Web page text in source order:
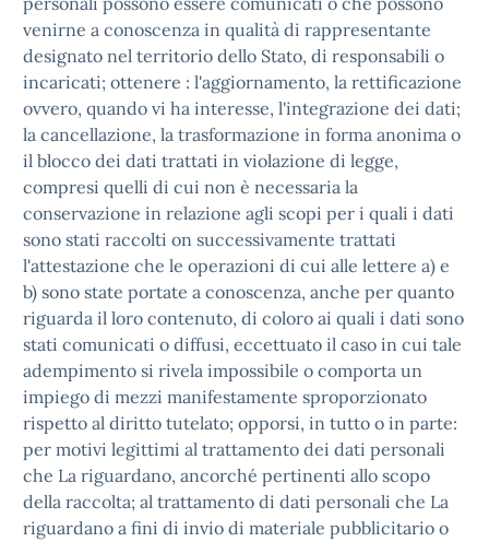
venirne a conoscenza in qualità di rappresentante
designato nel territorio dello Stato, di responsabili o
incaricati; ottenere : l'aggiornamento, la rettificazione
ovvero, quando vi ha interesse, l'integrazione dei dati;
la cancellazione, la trasformazione in forma anonima o
il blocco dei dati trattati in violazione di legge,
compresi quelli di cui non è necessaria la
conservazione in relazione agli scopi per i quali i dati
sono stati raccolti on successivamente trattati
l'attestazione che le operazioni di cui alle lettere a) e
b) sono state portate a conoscenza, anche per quanto
riguarda il loro contenuto, di coloro ai quali i dati sono
stati comunicati o diffusi, eccettuato il caso in cui tale
adempimento si rivela impossibile o comporta un
impiego di mezzi manifestamente sproporzionato
rispetto al diritto tutelato; opporsi, in tutto o in parte:
per motivi legittimi al trattamento dei dati personali
che La riguardano, ancorché pertinenti allo scopo
della raccolta; al trattamento di dati personali che La
riguardano a fini di invio di materiale pubblicitario o